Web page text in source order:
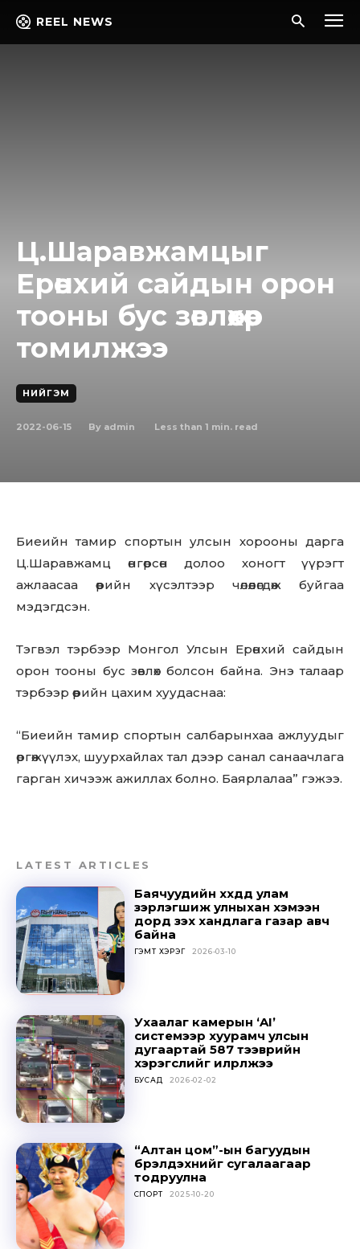
Don't miss
out!
REEL NEWS
Ц.Шаравжамцыг
Ерөнхий сайдын орон
тооны бус зөвлөхөөр
томилжээ
НИЙГЭМ
2022-06-15 By admin Less than 1 min. read
Биеийн тамир спортын улсын хорооны дарга
Ц.Шаравжамц өнгөрсөн долоо хоногт үүрэгт
ажлаасаа өөрийн хүсэлтээр чөлөөлөгдөж буйгаа
мэдэгдсэн.
Тэгвэл тэрбээр Монгол Улсын Ерөнхий сайдын
орон тооны бус зөвлөх болсон байна. Энэ талаар
тэрбээр өөрийн цахим хуудаснаа:
“Биеийн тамир спортын салбарынхаа ажлуудыг
өргөжүүлэх, шуурхайлах тал дээр санал санаачлага
гарган хичээж ажиллах болно. Баярлалаа” гэжээ.
LATEST ARTICLES
Баячуудийн хүүхдүүд улам
зэрлэгшиж улныхан хэмээн
дорд үзэх хандлага газар авч
байна
ГЭМТ ХЭРЭГ 2026-03-10
Ухаалаг камерын ‘AI’
системээр хуурамч улсын
дугаартай 587 тээврийн
хэрэгслийг илрүүлжээ
БУСАД 2026-02-02
“Алтан цом”-ын багуудын
бүрэлдэхүүнийг сугалаагаар
тодруулна
СПОРТ 2025-10-20